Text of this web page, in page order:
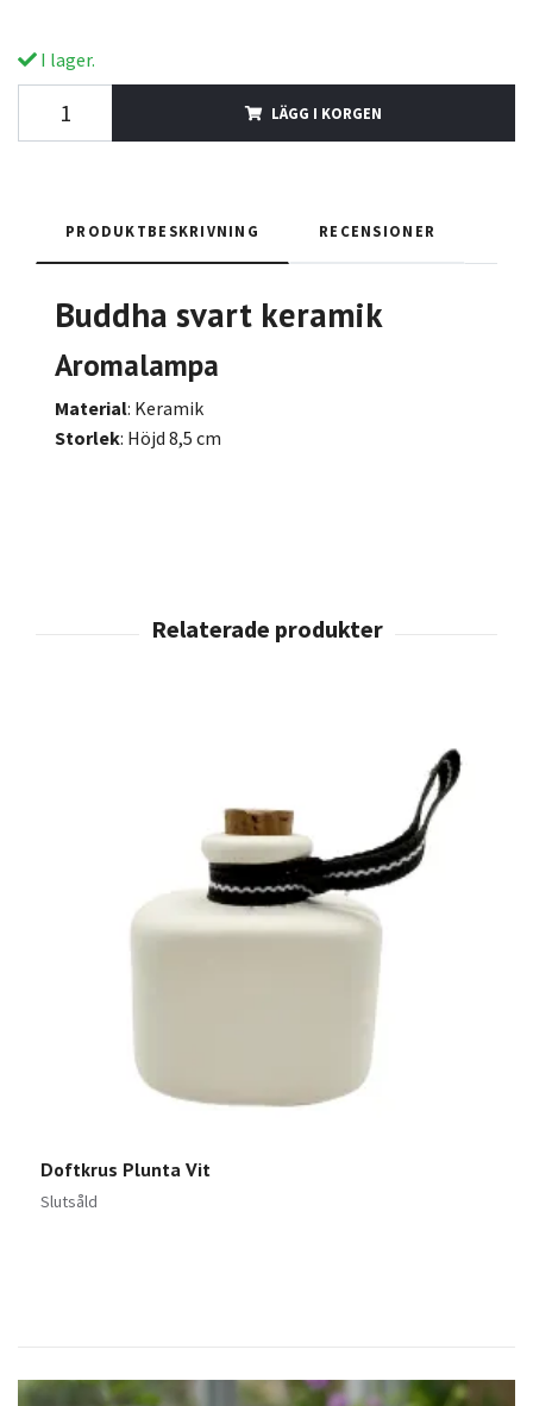
I lager.
LÄGG I KORGEN
PRODUKTBESKRIVNING RECENSIONER
Buddha svart keramik
Aromalampa
Material: Keramik
Storlek: Höjd 8,5 cm
Doftkrus Plunta Vit
Slutsåld